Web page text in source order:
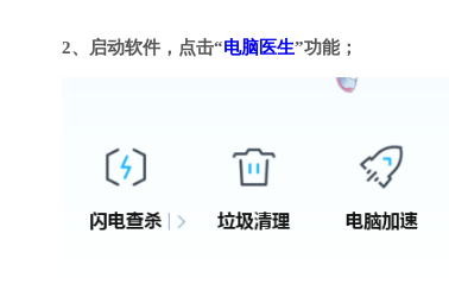
2、启动软件，点击“电脑医生”功能；